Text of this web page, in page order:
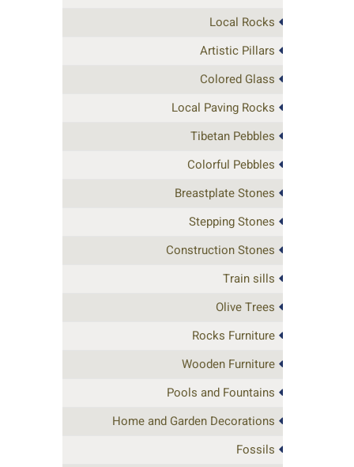
Local Rocks
Artistic Pillars
Colored Glass
Local Paving Rocks
Tibetan Pebbles
Colorful Pebbles
Breastplate Stones
Stepping Stones
Construction Stones
Train sills
Olive Trees
Rocks Furniture
Wooden Furniture
Pools and Fountains
Home and Garden Decorations
Fossils